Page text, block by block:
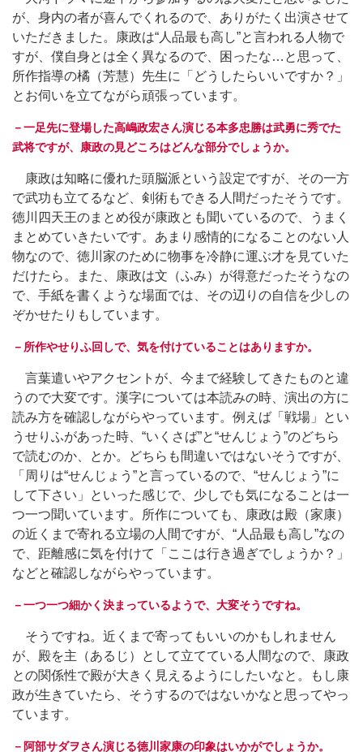
が、身内の者が喜んでくれるので、ありがたく出演させて
いただきました。康政は“人品最も高し”と言われる人物で
すが、僕自身とは全く異なるので、困ったな…と思って、
所作指導の橘（芳慧）先生に「どうしたらいいですか？」
とお伺いを立てながら頑張っています。
－一足先に登場した高嶋政宏さん演じる本多忠勝は武勇に秀でた
武将ですが、康政の見どころはどんな部分でしょうか。
康政は知略に優れた頭脳派という設定ですが、その一方
で武功も立てるなど、剣術もできる人間だったそうです。
徳川四天王のまとめ役が康政とも聞いているので、うまく
まとめていきたいです。あまり感情的になることのない人
物なので、徳川家のために物事を冷静に運ぶ才を見ていた
だけたら。また、康政は文（ふみ）が得意だったそうなの
で、手紙を書くような場面では、その辺りの自信を少しの
ぞかせたりもしています。
－所作やせりふ回しで、気を付けていることはありますか。
言葉遣いやアクセントが、今まで経験してきたものと違
うので大変です。漢字については本読みの時、演出の方に
読み方を確認しながらやっています。例えば「戦場」とい
うせりふがあった時、“いくさば”と“せんじょう”のどちら
で読むのか、とか。どちらも間違いではないそうですが、
「周りは“せんじょう”と言っているので、“せんじょう”に
して下さい」といった感じで、少しでも気になることは一
つ一つ聞いています。所作についても、康政は殿（家康）
の近くまで寄れる立場の人間ですが、“人品最も高し”なの
で、距離感に気を付けて「ここは行き過ぎでしょうか？」
などと確認しながらやっています。
－一つ一つ細かく決まっているようで、大変そうですね。
そうですね。近くまで寄ってもいいのかもしれません
が、殿を主（あるじ）として立てている人間なので、康政
との関係性で殿が大きく見えるようにしたいなと。もし康
政が生きていたら、そうするのではないかなと思ってやっ
ています。
－阿部サダヲさん演じる徳川家康の印象はいかがでしょうか。